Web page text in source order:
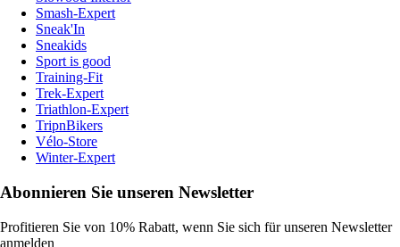
Smash-Expert
Sneak'In
Sneakids
Sport is good
Training-Fit
Trek-Expert
Triathlon-Expert
TripnBikers
Vélo-Store
Winter-Expert
Abonnieren Sie unseren Newsletter
Profitieren Sie von 10% Rabatt, wenn Sie sich für unseren Newsletter
anmelden